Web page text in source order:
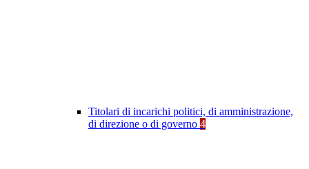
Titolari di incarichi politici, di amministrazione,
di direzione o di governo 4